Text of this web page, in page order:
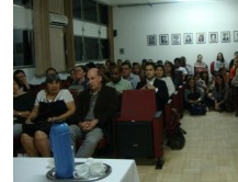
Ministério da Ciência, Tecnologia,
Ministério do Meio Ambiente
Ministério do Turismo